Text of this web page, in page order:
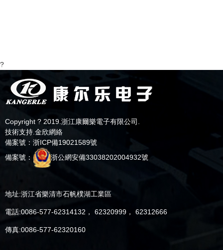
?
Copyright ? 2019.浙江康爾樂電子有限公司.
技術支持. 金欣網絡
備案號： 浙ICP備19021589號
備案號：
浙公網安備33038202004932號
地址:浙江省樂清市石帆樸湖工業區
電話:0086-577-62314132， 62320999， 62312666
傳真:0086-577-62320160